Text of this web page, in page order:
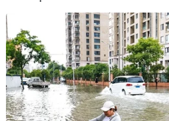
Các công viên Disney ghi nhận
doanh thu quý kỷ lục
06/08/2026 03:33
Làm giàu từ cây na ở vùng cao tại
Ninh Bình